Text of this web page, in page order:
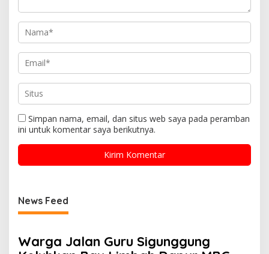
Simpan nama, email, dan situs web saya pada peramban
ini untuk komentar saya berikutnya.
News Feed
Warga Jalan Guru Sigunggung